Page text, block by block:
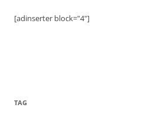
[adinserter block="4"]
TAG